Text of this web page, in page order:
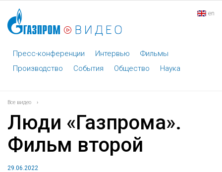
en
Пресс-конференции Интервью
Фильмы
Производство
События Общество Наука
Все видео ›
Люди «Газпрома».
Фильм второй
29.06.2022